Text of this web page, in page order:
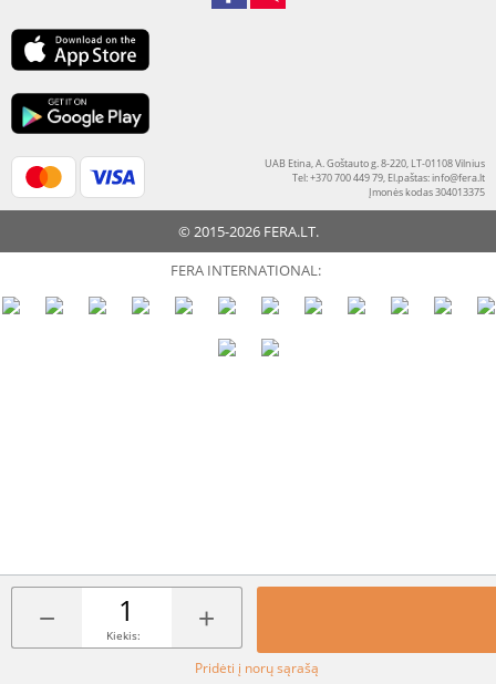
− +
Kiekis:
Pridėti į norų sąrašą
UAB Etina, A. Goštauto g. 8-220, LT-01108 Vilnius
Tel: +370 700 449 79, El.paštas:info@fera.lt
Įmonės kodas 304013375
© 2015-2026 FERA.LT.
FERA INTERNATIONAL: